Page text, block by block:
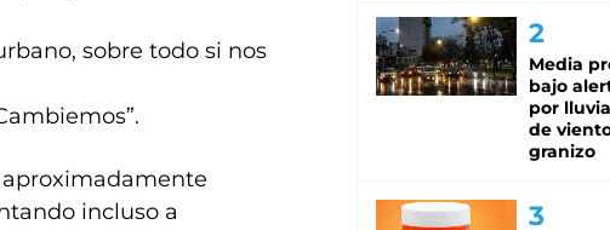
sobre todo si nos
aproximadamente
incluso a
Media
bajo
por
de
granizo